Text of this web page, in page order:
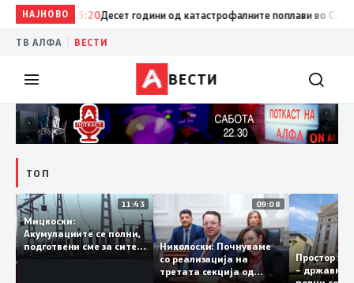
НАЈНОВО
15:20 Десет години од катастрофалните поплави во Скопско:
ТВ АЛФА ВЕСТИ
ВЕСТИ
ТОП
12:03
за
11:43
Мицкоски:
Акумулациите се полни,
подготвени сме за сите
ризици, не размислување
09:08
Николоски: Почнуваме
со реализација на
третата секција од
Простор
–